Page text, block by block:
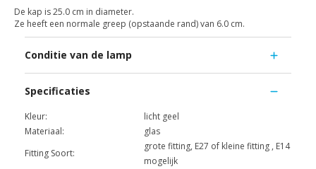
De kap is 25.0 cm in diameter.
Ze heeft een normale greep (opstaande rand) van 6.0 cm.
Conditie van de lamp
Specificaties
Kleur:
licht geel
Materiaal:
glas
Fitting Soort:
grote fitting, E27 of kleine fitting , E14
mogelijk